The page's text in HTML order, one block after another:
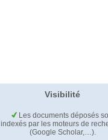
Visibilité
Les documents déposés
indexés par les moteurs de
(Google Scholar,…).